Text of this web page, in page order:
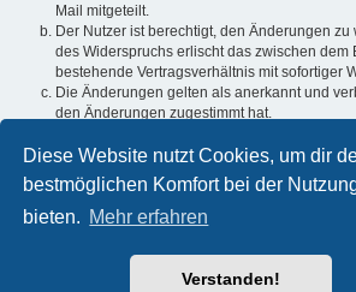
Diese Website nutzt Cookies, um dir
bestmöglichen Komfort bei der
bieten. Mehr erfahren
Verstanden!
Mail mitgeteilt.
Der Nutzer ist berechtigt, den Änderungen
des Widerspruchs erlischt das zwischen dem
bestehende Vertragsverhältnis mit sofortiger
Die Änderungen gelten als anerkannt und
den Änderungen zugestimmt hat.
Informationen über den Umgang mit deinen
sind in der Datenschutzerklärung enthalten.
Powered byphpBB® Forum Software ©